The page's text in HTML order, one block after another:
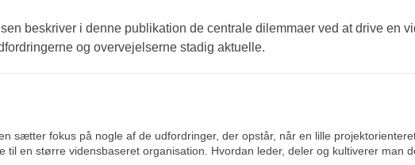
beskriver i denne publikation de centrale dilemmaer ved at drive en
og overvejelserne stadig aktuelle.
sætter fokus på nogle af de udfordringer, der opstår, når en lille
til en større vidensbaseret organisation. Hvordan leder, deler og kultiverer man